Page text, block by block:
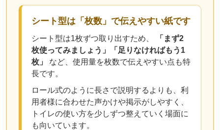
シート型は「枚数」で伝えやすい紙です
シート型は1枚ずつ取り出すため、
「まず2
枚使ってみましょう」「足りなければもう1
枚」
など、使用量を枚数で伝えやすい点も特
長です。
ロール式のように長さで説明するよりも、利
用者様に合わせた声かけや掲示がしやすく、
トイレの使い方を少しずつ整えていく場面に
も向いています。